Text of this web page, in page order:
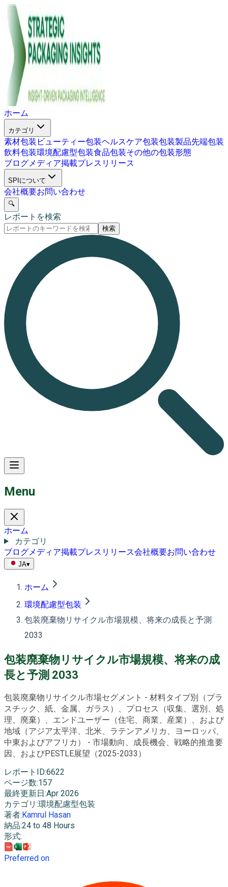
ホーム
カテゴリ
素材包装 ビューティー包装ヘルスケア包装包装製品先端包装
飲料包装環境配慮型包装食品包装その他の包装形態
ブログメディア掲載プレスリリース
SPIについて
会社概要お問い合わせ
🔍
レポートを検索
検索
Menu
ホーム
カテゴリ
ブログメディア掲載プレスリリース会社概要お問い合わせ
JA▾
ホーム
環境配慮型包装
包装廃棄物リサイクル市場規模、将来の成長と予測
2033
包装廃棄物リサイクル市場規模、将来の成
長と予測 2033
包装廃棄物リサイクル市場セグメント - 材料タイプ別（プラ
スチック、紙、金属、ガラス）、プロセス（収集、選別、処
理、廃棄）、エンドユーザー（住宅、商業、産業）、および
地域（アジア太平洋、北米、ラテンアメリカ、ヨーロッパ、
中東およびアフリカ） - 市場動向、成長機会、戦略的推進要
因、およびPESTLE展望（2025-2033）
レポートID:6622
ページ数:157
最終更新日 :Apr 2026
カテゴリ :環境配慮型包装
著者: Kamrul Hasan
納品:24 to 48 Hours
形式:
Preferred on